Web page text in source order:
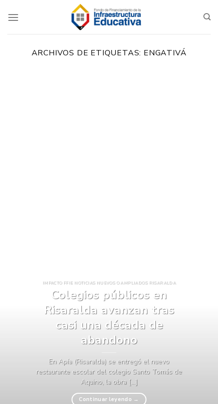
ARCHIVOS DE ETIQUETAS: ENGATIVÁ
IMPACTO FFIE NOTICIAS NUEVOS O AMPLIADOS RISARALDA
Colegios públicos en
Risaralda avanzan tras
casi una década de
abandono
En Apía (Risaralda) se entregó el nuevo
restaurante escolar del colegio Santo Tomás de
Aquino, la obra [...]
Continuar leyendo →